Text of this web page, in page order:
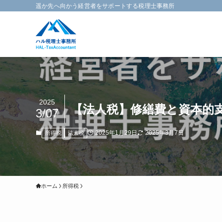
遥か先へ向かう経営者をサポートする税理士事務所
【法人税】修繕費と資本的
2025
3/07
所得税 法人税 2025年1月29日 2025年3月7日
ホーム 所得税